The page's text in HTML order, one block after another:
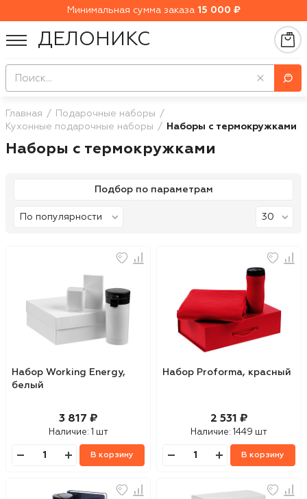
Минимальная сумма заказа 15 000 ₽
ДЕЛОНИКС
Главная
Подарочные наборы
Кухонные подарочные наборы
Наборы с термокружками
Наборы с термокружками
Подбор по параметрам
Набор Working Energy,
белый
3 817 ₽
Наличие: 1 шт
В корзину
Набор Proforma, красный
2 531 ₽
Наличие: 1449 шт
В корзину